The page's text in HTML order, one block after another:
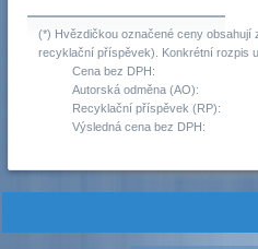
(*) Hvězdičkou označené ceny obsahují
recyklační příspěvek). Konkrétní rozpis
Cena bez DPH:
Autorská odměna (AO):
Recyklační příspěvek (RP):
Výsledná cena bez DPH: